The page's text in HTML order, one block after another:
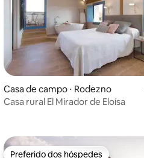
média de 5, 34 avaliações
Casa de campo ⋅ Rodezno
Casa rural El Mirador de Eloísa
Preferido dos hóspedes